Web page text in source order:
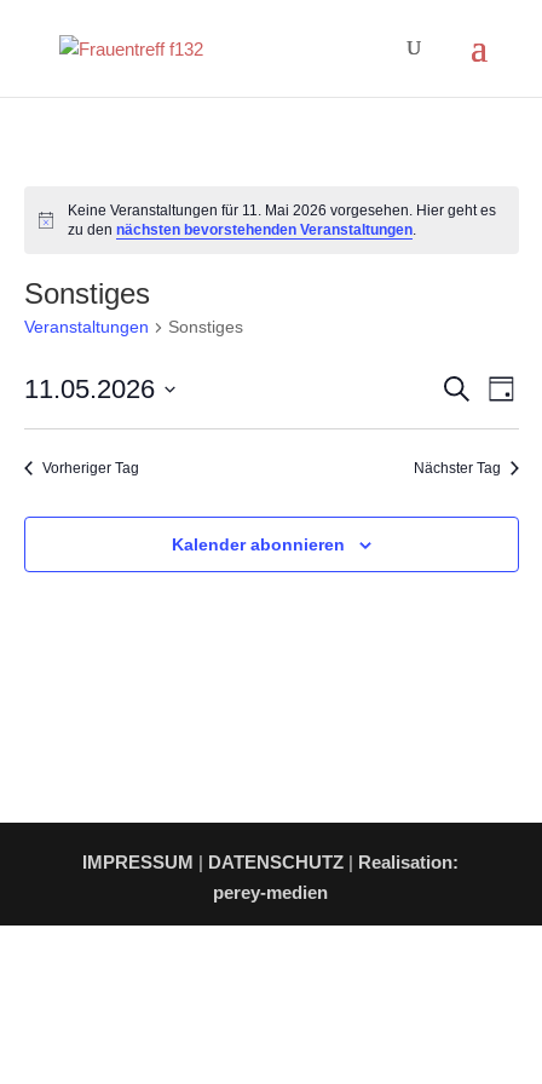
Hinweis
Keine Veranstaltungen für 11. Mai 2026 vorgesehen. Hier geht es
zu den nächsten bevorstehenden Veranstaltungen.
Sonstiges
Veranstaltungen Sonstiges
Suche
Tag
11.05.2026
Vorheriger Tag Nächster Tag
Kalender abonnieren
IMPRESSUM | DATENSCHUTZ | Realisation:
perey-medien